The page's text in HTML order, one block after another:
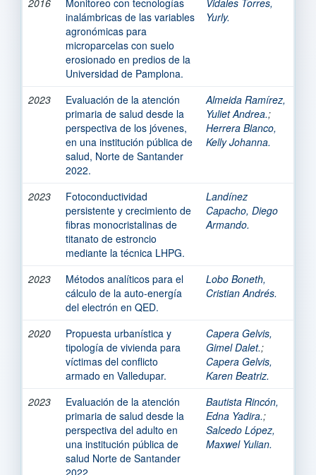
inalámbricas de las variables
agronómicas para
microparcelas con suelo
erosionado en predios de la
Universidad de Pamplona.
Yurly.
2023
Evaluación de la atención
primaria de salud desde la
perspectiva de los jóvenes,
en una institución pública de
salud, Norte de Santander
2022.
Almeida Ramírez,
Yuliet Andrea.;
Herrera Blanco,
Kelly Johanna.
2023
Fotoconductividad
persistente y crecimiento de
fibras monocristalinas de
titanato de estroncio
mediante la técnica LHPG.
Landínez
Capacho, Diego
Armando.
2023
Métodos analíticos para el
cálculo de la auto-energía
del electrón en QED.
Lobo Boneth,
Cristian Andrés.
2020
Propuesta urbanística y
tipología de vivienda para
víctimas del conflicto
armado en Valledupar.
Capera Gelvis,
Gimel Dalet.;
Capera Gelvis,
Karen Beatriz.
2023
Evaluación de la atención
primaria de salud desde la
perspectiva del adulto en
una institución pública de
salud Norte de Santander
2022.
Bautista Rincón,
Edna Yadira.;
Salcedo López,
Maxwel Yulian.